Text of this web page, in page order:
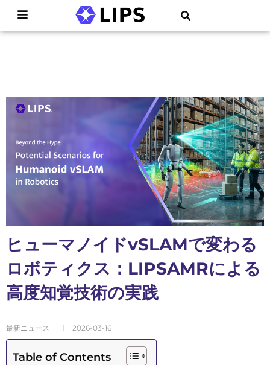
ヒューマノイドvSLAMで変わる
ロボティクス：LIPSAMRによる
高度知覚技術の実践
最新ニュース 2026-03-16
Table of Contents